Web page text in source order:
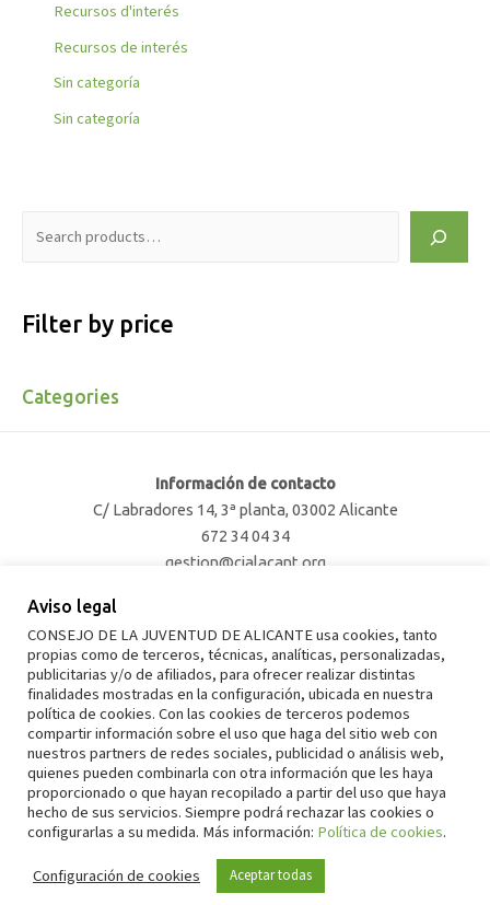
Recursos d'interés
Recursos de interés
Sin categoría
Sin categoría
Filter by price
Categories
Información de contacto
C/ Labradores 14, 3ª planta, 03002 Alicante
672 34 04 34
gestion@cjalacant.org
Facebook Twitter Instagram TikTok
Aviso legal
Política de privacidad
Política de cookies
Aviso legal
CONSEJO DE LA JUVENTUD DE ALICANTE usa cookies, tanto
propias como de terceros, técnicas, analíticas, personalizadas,
publicitarias y/o de afiliados, para ofrecer realizar distintas
finalidades mostradas en la configuración, ubicada en nuestra
política de cookies. Con las cookies de terceros podemos
compartir información sobre el uso que haga del sitio web con
nuestros partners de redes sociales, publicidad o análisis web,
quienes pueden combinarla con otra información que les haya
proporcionado o que hayan recopilado a partir del uso que haya
hecho de sus servicios. Siempre podrá rechazar las cookies o
configurarlas a su medida. Más información: Política de cookies.
Configuración de cookies
Aceptar todas